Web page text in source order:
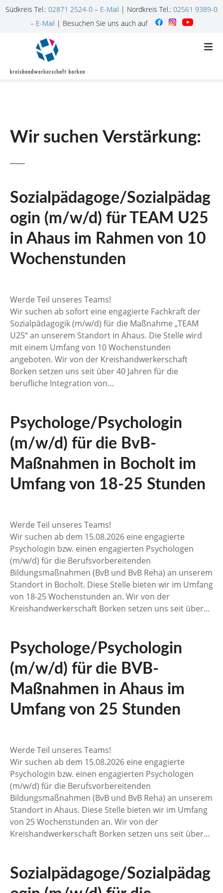
Südkreis Tel.: 02871 2524-0 – E-Mail | Nordkreis Tel.: 02561 9389-0
– E-Mail | Besuchen Sie uns auch auf
Wir suchen Verstärkung:
Sozialpädagoge/Sozialpädag
ogin (m/w/d) für TEAM U25
in Ahaus im Rahmen von 10
Wochenstunden
Werde Teil unseres Teams!
Wir suchen ab sofort eine engagierte Fachkraft der
Sozialpädagogik (m/w/d) für die Maßnahme „TEAM
U25“ an unserem Standort in Ahaus. Die Stelle wird
mit einem Umfang von 10 Wochenstunden
angeboten. Wir von der Kreishandwerkerschaft
Borken setzen uns seit über 40 Jahren für die
berufliche Integration von…
Psychologe/Psychologin
(m/w/d) für die BvB-
Maßnahmen in Bocholt im
Umfang von 18-25 Stunden
Werde Teil unseres Teams!
Wir suchen ab dem 15.08.2026 eine engagierte
Psychologin bzw. einen engagierten Psychologen
(m/w/d) für die Berufsvorbereitenden
Bildungsmaßnahmen (BvB und BvB Reha) an unserem
Standort in Bocholt. Diese Stelle bieten wir im Umfang
von 18-25 Wochenstunden an. Wir von der
Kreishandwerkerschaft Borken setzen uns seit über…
Psychologe/Psychologin
(m/w/d) für die BVB-
Maßnahmen in Ahaus im
Umfang von 25 Stunden
Werde Teil unseres Teams!
Wir suchen ab dem 15.08.2026 eine engagierte
Psychologin bzw. einen engagierten Psychologen
(m/w/d) für die Berufsvorbereitenden
Bildungsmaßnahmen (BvB und BvB Reha) an unserem
Standort in Ahaus. Diese Stelle bieten wir im Umfang
von 25 Wochenstunden an. Wir von der
Kreishandwerkerschaft Borken setzen uns seit über…
Sozialpädagoge/Sozialpädag